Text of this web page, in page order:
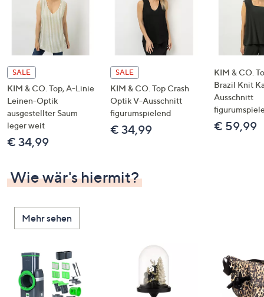
Touch-
Geräten
nach
links
bzw.
rechts,
um
diese
anzuzeigen.
SALE
KIM & CO. Top, A-Linie
Leinen-Optik
ausgestellter Saum
leger weit
€ 34,99
SALE
KIM & CO. Top Crash
Optik V-Ausschnitt
figurumspielend
€ 34,99
KIM & CO.
Brazil Knit
Ausschnitt
€ 59,99
Wie wär's hiermit?
Mehr sehen